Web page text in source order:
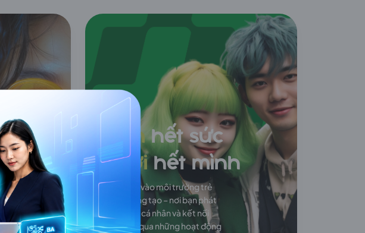
Làmhết sức
Chơihết mình
Hòa mình vào môi trường trẻ
trung, sáng tạo – nơi bạn phát
huy giá trị cá nhân và kết nối
đồng đội qua những hoạt động